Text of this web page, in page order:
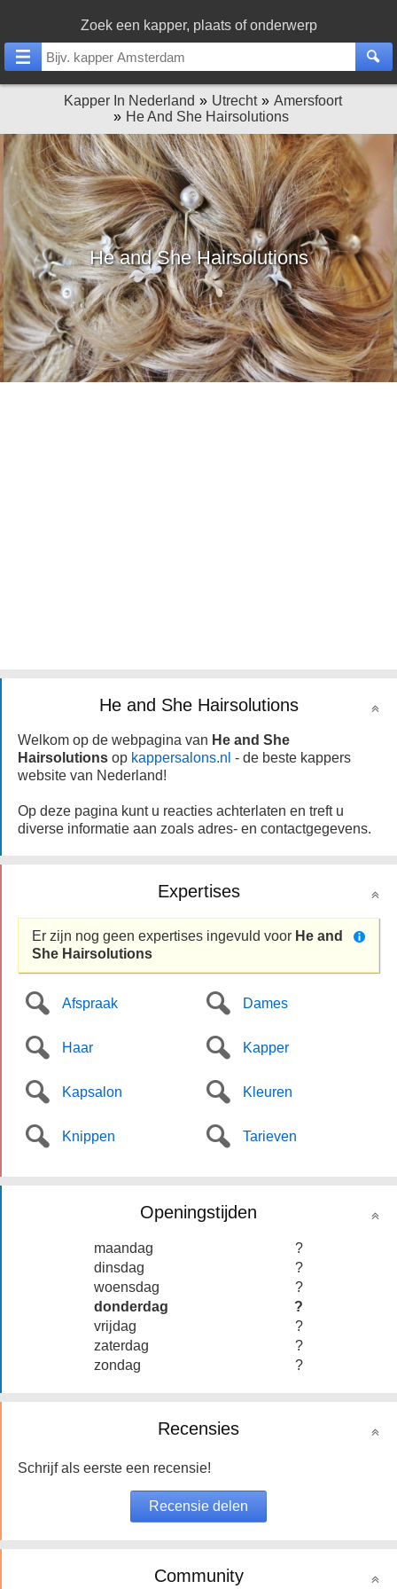
Zoek een kapper, plaats of onderwerp
Kapper In Nederland Utrecht
Amersfoort
He And She Hairsolutions
He and She Hairsolutions
He and She Hairsolutions
Welkom op de webpagina van He and She
Hairsolutions op kappersalons.nl - de beste kappers
website van Nederland!
Op deze pagina kunt u reacties achterlaten en treft u
diverse informatie aan zoals adres- en contactgegevens.
Expertises
Er zijn nog geen expertises ingevuld voor He and
She Hairsolutions
Afspraak Dames
Haar Kapper
Kapsalon Kleuren
Knippen Tarieven
Openingstijden
maandag
?
dinsdag
?
woensdag
?
donderdag
?
vrijdag
?
zaterdag
?
zondag
?
Recensies
Schrijf als eerste een recensie!
Community